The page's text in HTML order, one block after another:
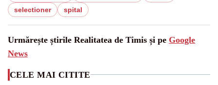
selectioner spital
Urmărește știrile Realitatea de Timis și pe Google
News
CELE MAI CITITE